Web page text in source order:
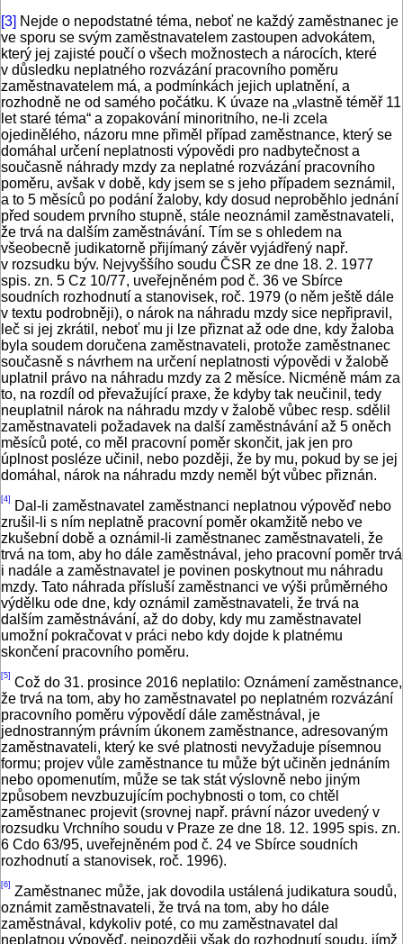
[3] Nejde o nepodstatné téma, neboť ne každý zaměstnanec je
ve sporu se svým zaměstnavatelem zastoupen advokátem,
který jej zajisté poučí o všech možnostech a nárocích, které
v důsledku neplatného rozvázání pracovního poměru
zaměstnavatelem má, a podmínkách jejich uplatnění, a
rozhodně ne od samého počátku. K úvaze na „vlastně téměř 11
let staré téma“ a zopakování minoritního, ne-li zcela
ojedinělého, názoru mne přiměl případ zaměstnance, který se
domáhal určení neplatnosti výpovědi pro nadbytečnost a
současně náhrady mzdy za neplatné rozvázání pracovního
poměru, avšak v době, kdy jsem se s jeho případem seznámil,
a to 5 měsíců po podání žaloby, kdy dosud neproběhlo jednání
před soudem prvního stupně, stále neoznámil zaměstnavateli,
že trvá na dalším zaměstnávání. Tím se s ohledem na
všeobecně judikatorně přijímaný závěr vyjádřený např.
v rozsudku býv. Nejvyššího soudu ČSR ze dne 18. 2. 1977
spis. zn. 5 Cz 10/77, uveřejněném pod č. 36 ve Sbírce
soudních rozhodnutí a stanovisek, roč. 1979 (o něm ještě dále
v textu podrobněji), o nárok na náhradu mzdy sice nepřipravil,
leč si jej zkrátil, neboť mu ji lze přiznat až ode dne, kdy žaloba
byla soudem doručena zaměstnavateli, protože zaměstnanec
současně s návrhem na určení neplatnosti výpovědi v žalobě
uplatnil právo na náhradu mzdy za 2 měsíce. Nicméně mám za
to, na rozdíl od převažující praxe, že kdyby tak neučinil, tedy
neuplatnil nárok na náhradu mzdy v žalobě vůbec resp. sdělil
zaměstnavateli požadavek na další zaměstnávání až 5 oněch
měsíců poté, co měl pracovní poměr skončit, jak jen pro
úplnost posléze učinil, nebo později, že by mu, pokud by se jej
domáhal, nárok na náhradu mzdy neměl být vůbec přiznán.
[4]
Dal-li zaměstnavatel zaměstnanci neplatnou výpověď nebo
zrušil-li s ním neplatně pracovní poměr okamžitě nebo ve
zkušební době a oznámil-li zaměstnanec zaměstnavateli, že
trvá na tom, aby ho dále zaměstnával, jeho pracovní poměr trvá
i nadále a zaměstnavatel je povinen poskytnout mu náhradu
mzdy. Tato náhrada přísluší zaměstnanci ve výši průměrného
výdělku ode dne, kdy oznámil zaměstnavateli, že trvá na
dalším zaměstnávání, až do doby, kdy mu zaměstnavatel
umožní pokračovat v práci nebo kdy dojde k platnému
skončení pracovního poměru.
[5] Což do 31. prosince 2016 neplatilo: Oznámení zaměstnance,
že trvá na tom, aby ho zaměstnavatel po neplatném rozvázání
pracovního poměru výpovědí dále zaměstnával, je
jednostranným právním úkonem zaměstnance, adresovaným
zaměstnavateli, který ke své platnosti nevyžaduje písemnou
formu; projev vůle zaměstnance tu může být učiněn jednáním
nebo opomenutím, může se tak stát výslovně nebo jiným
způsobem nevzbuzujícím pochybnosti o tom, co chtěl
zaměstnanec projevit (srovnej např. právní názor uvedený v
rozsudku Vrchního soudu v Praze ze dne 18. 12. 1995 spis. zn.
6 Cdo 63/95, uveřejněném pod č. 24 ve Sbírce soudních
rozhodnutí a stanovisek, roč. 1996).
[6] Zaměstnanec může, jak dovodila ustálená judikatura soudů,
oznámit zaměstnavateli, že trvá na tom, aby ho dále
zaměstnával, kdykoliv poté, co mu zaměstnavatel dal
neplatnou výpověď, nejpozději však do rozhodnutí soudu, jímž